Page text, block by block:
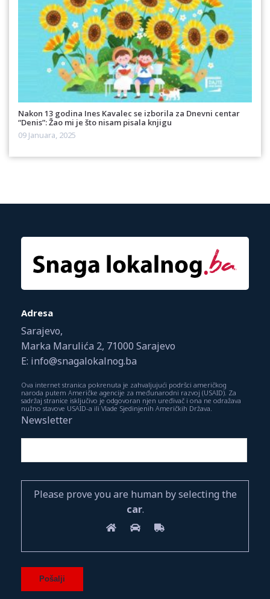
Nakon 13 godina Ines Kavalec se izborila za Dnevni centar
“Denis”: Žao mi je što nisam pisala knjigu
09 Januara, 2025
Adresa
Sarajevo,
Marka Marulića 2, 71000 Sarajevo
E: info@snagalokalnog.ba
Ova internet stranica pokrenuta je zahvaljujući podršci američkog
naroda putem Američke agencije za međunarodni razvoj (USAID). Za
sadržaj stranice isključivo je odgovoran njen uređivač i ona ne odražava
nužno stavove USAID-a ili Vlade Sjedinjenih Američkih Država.
Newsletter
Please prove you are human by selecting the
car.